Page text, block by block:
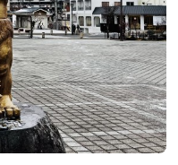
い。